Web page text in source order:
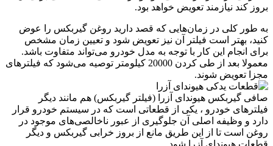
بروز کند نیازمند تعویض خواهد بود.
به­ طور کلی در زمان‌­هایی که قصد دارید روغن گیربکس را عوض
کنید، بهتر است فیلتر آن نیز تعویض شود و تعیین زمان مشخص
برای انجام این کار با توجه به مدل خودرو می­‌تواند متفاوت باشد.
معمولا بعد از طی­ کردن 20000 کیلومتر توصیه می­‌شود که فیلترهای
مجزا تعویض شوند.
صافی گیربکس هیوندای آزرا (فیلتر گیربکس) هم مانند دیگر
فیلترهای خودرو ، یکی از قطعاتی است که در سیستم خودرو قرار
دارد و وظیفه اصلی آن جلوگیری از عبور ناخالصی‌های موجود در
روغن است تا از این طریق مانع از بروز خرابی گیربکس و دیگر
قطعات هیوندای آزرا شود